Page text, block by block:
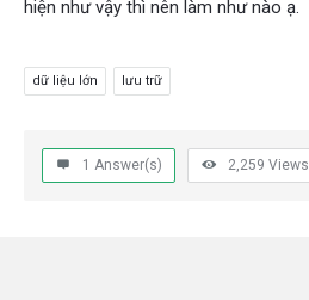
hiện như vậy thì nên làm như nào ạ.
dữ liệu lớn lưu trữ
1 Answer(s) 2,259 Views